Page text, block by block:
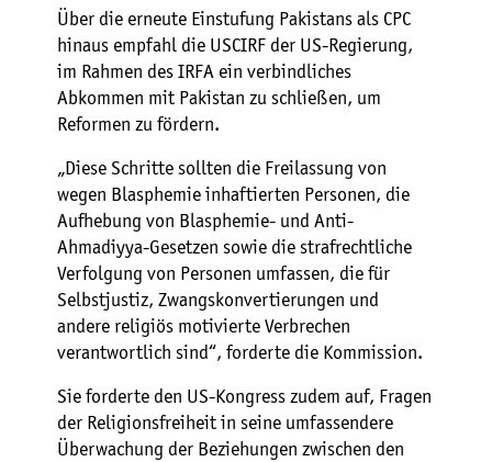
Über die erneute Einstufung Pakistans als CPC
hinaus empfahl die USCIRF der US-Regierung,
im Rahmen des IRFA ein verbindliches
Abkommen mit Pakistan zu schließen, um
Reformen zu fördern.
„Diese Schritte sollten die Freilassung von
wegen Blasphemie inhaftierten Personen, die
Aufhebung von Blasphemie- und Anti-
Ahmadiyya-Gesetzen sowie die strafrechtliche
Verfolgung von Personen umfassen, die für
Selbstjustiz, Zwangskonvertierungen und
andere religiös motivierte Verbrechen
verantwortlich sind“, forderte die Kommission.
Sie forderte den US-Kongress zudem auf, Fragen
der Religionsfreiheit in seine umfassendere
Überwachung der Beziehungen zwischen den